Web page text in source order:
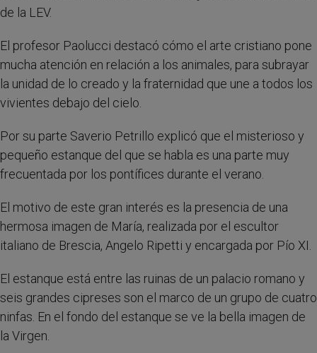
de la LEV.
El profesor Paolucci destacó cómo el arte cristiano pone
mucha atención en relación a los animales, para subrayar
la unidad de lo creado y la fraternidad que une a todos los
vivientes debajo del cielo.
Por su parte Saverio Petrillo explicó que el misterioso y
pequeño estanque del que se habla es una parte muy
frecuentada por los pontífices durante el verano.
El motivo de este gran interés es la presencia de una
hermosa imagen de María, realizada por el escultor
italiano de Brescia, Angelo Ripetti y encargada por Pío XI.
El estanque está entre las ruinas de un palacio romano y
seis grandes cipreses son el marco de un grupo de cuatro
ninfas. En el fondo del estanque se ve la bella imagen de
la Virgen.